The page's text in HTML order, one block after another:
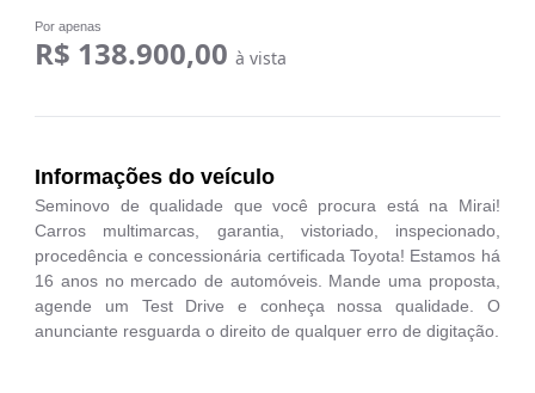
Por apenas
R$ 138.900,00 à vista
Informações do veículo
Seminovo de qualidade que você procura está na Mirai!
Carros multimarcas, garantia, vistoriado, inspecionado,
procedência e concessionária certificada Toyota! Estamos há
16 anos no mercado de automóveis. Mande uma proposta,
agende um Test Drive e conheça nossa qualidade. O
anunciante resguarda o direito de qualquer erro de digitação.